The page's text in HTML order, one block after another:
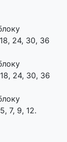
24, 30, 36
24, 30, 36
7, 9, 12.